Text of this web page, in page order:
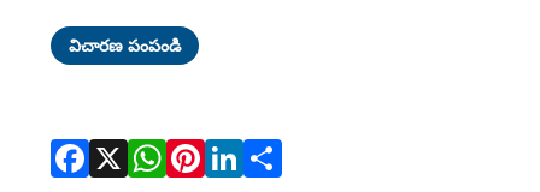
విచారణ పంపండి